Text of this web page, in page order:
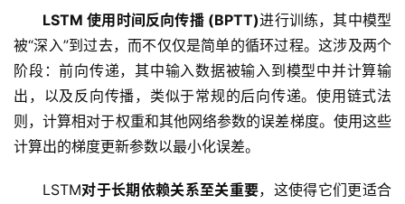
LSTM 使用时间反向传播 (BPTT)进行训练，其中模型
被“深入”到过去，而不仅仅是简单的循环过程。这涉及两个
阶段：前向传递，其中输入数据被输入到模型中并计算输
出，以及反向传播，类似于常规的后向传递。使用链式法
则，计算相对于权重和其他网络参数的误差梯度。使用这些
计算出的梯度更新参数以最小化误差。
LSTM对于长期依赖关系至关重要，这使得它们更适合